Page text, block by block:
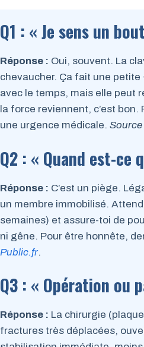
Q1 : « Je sens un
Réponse : Oui, souvent. La
chevaucher. Ça fait une
avec le temps, mais elle peut
la force reviennent, c’est bon.
une urgence médicale. Source
Q2 : « Quand est-ce
Réponse : C’est un piège.
un membre immobilisé.
semaines) et assure-toi de
ni gêne. Pour être honnête,
Public.fr.
Q3 : « Opération ou
Réponse : La chirurgie
fractures très déplacées,